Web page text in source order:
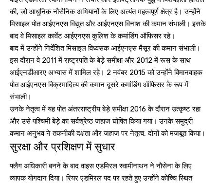
की, जो आधुनिक नौसैनिक अभियानों के लिए अत्यंत महत्वपूर्ण क्षेत्र है। उन्होंने
मिसाइल पोत आईएनएस विद्युत और आईएनएस विनाश की कमान संभाली। इसके
बाद वे मिसाइल कार्वेट आईएनएस कुलिश के कमांडिंग ऑफिसर रहे।
बाद में उन्होंने निर्देशित मिसाइल विध्वंसक आईएनएस मैसूर की कमान संभाली।
इस दौरान वे 2011 में राष्ट्रपति के बेड़े समीक्षा और 2012 में रूस के साथ
आईएनडीआरए अभ्यास में शामिल रहे। 2 नवंबर 2015 को उन्होंने विमानवाहक
पोत आईएनएस विक्रमादित्य की कमान दूसरे कमांडिंग ऑफिसर के रूप में
संभाली।
उनके नेतृत्व में यह पोत अंतरराष्ट्रीय बेड़े समीक्षा 2016 के दौरान उत्कृष्ट रहा
और उसे पश्चिमी बेड़े का सर्वश्रेष्ठ जहाज घोषित किया गया। उनके समुद्री
कमान अनुभव ने तकनीकी दक्षता और जहाज पर नेतृत्व, दोनों को मजबूत किया।
सुरक्षा और प्रशिक्षण में सुधार
फ्लैग अधिकारी बनने के बाद वाइस एडमिरल स्वामीनाथन ने नौसेना के लिए
व्यापक योगदान दिया। रियर एडमिरल पद पर रहते हुए उन्होंने कोच्चि स्थित